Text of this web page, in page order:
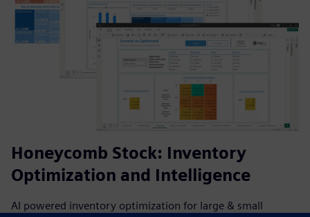
Honeycomb Stock: Inventory
Optimization and Intelligence
AI powered inventory optimization for large & small